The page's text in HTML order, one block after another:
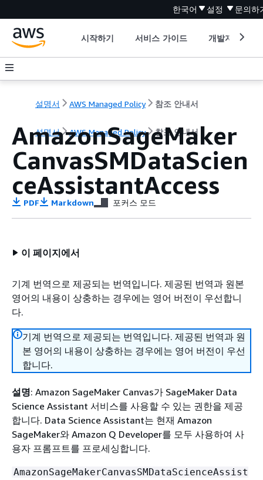
한국어 설정 문의하
시작하기 서비스 가이드 개발자 도구
설명서 AWS Managed Policy 참조 안내서
설명서 AWS Managed Policy 참조 안내서
AmazonSageMaker
CanvasSMDataScien
ceAssistantAccess
PDF Markdown 포커스 모드
이 페이지에서
기계 번역으로 제공되는 번역입니다. 제공된 번역과 원본
영어의 내용이 상충하는 경우에는 영어 버전이 우선합니
다.
기계 번역으로 제공되는 번역입니다. 제공된 번역과 원
본 영어의 내용이 상충하는 경우에는 영어 버전이 우선
합니다.
설명: Amazon SageMaker Canvas가 SageMaker Data
Science Assistant 서비스를 사용할 수 있는 권한을 제공
합니다. Data Science Assistant는 현재 Amazon
SageMaker와 Amazon Q Developer를 모두 사용하여 사
용자 프롬프트를 프로세싱합니다.
AmazonSageMakerCanvasSMDataScienceAssist